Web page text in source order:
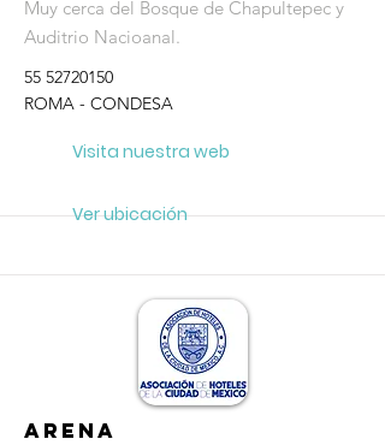
Muy cerca del Bosque de Chapultepec y
Auditrio Nacioanal.
55 52720150
ROMA - CONDESA
Visita nuestra web
Ver ubicación
Arena